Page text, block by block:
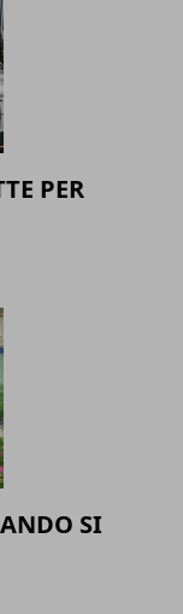
PER
SI